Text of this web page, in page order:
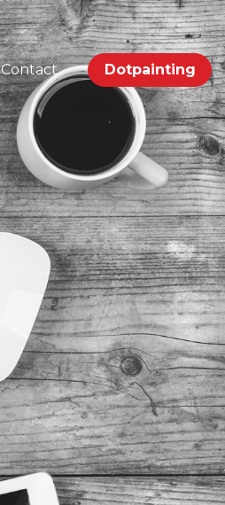
Contact Dotpainting